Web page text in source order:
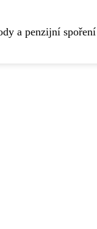
a penzijní spoření